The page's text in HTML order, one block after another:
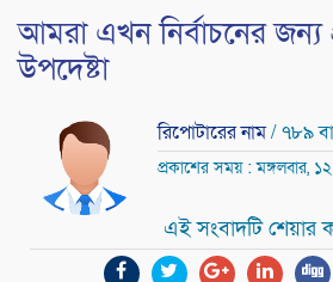
আমরা এখন নির্বাচনের জন্য
উপদেষ্টা
রিপোটারের নাম/ ৭৮৯
প্রকাশের সময় : মঙ্গলবার,
এই সংবাদটি শেয়ার